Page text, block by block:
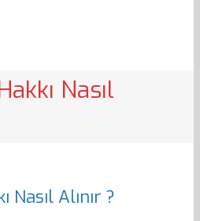
Nasıl
Nasıl Alınır ?